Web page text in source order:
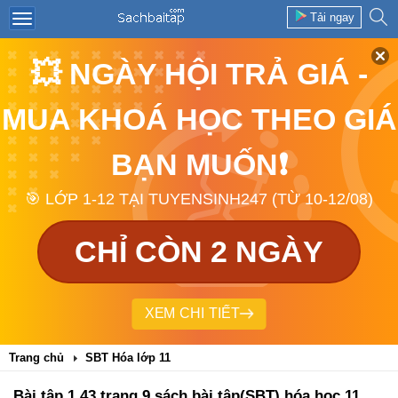
Tải ngay
💥 NGÀY HỘI TRẢ GIÁ -
MUA KHOÁ HỌC THEO GIÁ
BẠN MUỐN❗
🎯 LỚP 1-12 TẠI TUYENSINH247 (TỪ 10-12/08)
CHỈ CÒN 2 NGÀY
XEM CHI TIẾT
Trang chủ SBT Hóa lớp 11